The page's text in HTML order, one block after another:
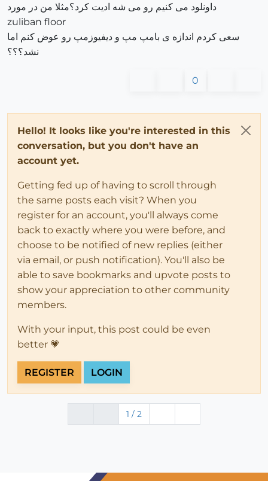
داونلود می کنیم رو می شه ادیت کرد؟مثلا من در مورد
zuliban floor
سعی کردم اندازه ی بامپ مپ و دیفیوزمپ رو عوض کنم اما
نشد؟؟؟
0
Hello! It looks like you're interested in this
conversation, but you don't have an
account yet.
Getting fed up of having to scroll through
the same posts each visit? When you
register for an account, you'll always come
back to exactly where you were before, and
choose to be notified of new replies (either
via email, or push notification). You'll also be
able to save bookmarks and upvote posts to
show your appreciation to other community
members.
With your input, this post could be even
better 💗
REGISTER LOGIN
1 / 2